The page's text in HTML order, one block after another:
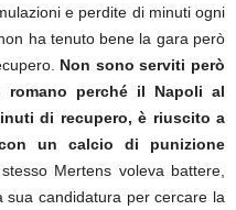
e perdite di minuti ogni
ha tenuto bene la gara però
Non sono serviti però
romano perché il Napoli al
di recupero, è riuscito a
un calcio di punizione
Mertens voleva battere,
candidatura per cercare la